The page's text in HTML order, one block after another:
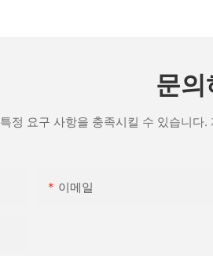
문의
정 요구 사항을 충족시킬 수 있습니
이메일